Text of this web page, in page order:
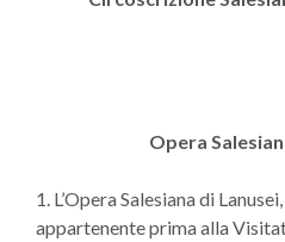
Opera
1. L’Opera Salesiana di
appartenente prima alla